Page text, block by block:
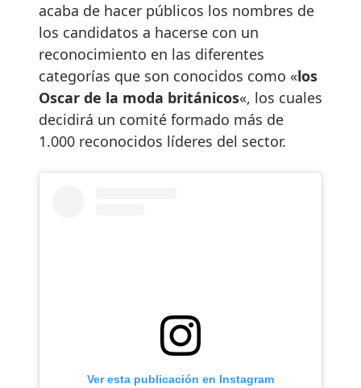
acaba de hacer públicos los nombres de
los candidatos a hacerse con un
reconocimiento en las diferentes
categorías que son conocidos como «los
Oscar de la moda británicos«, los cuales
decidirá un comité formado más de
1.000 reconocidos líderes del sector.
Ver esta publicación en Instagram